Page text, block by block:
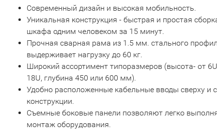
Современный дизайн и высокая мобильность.
Уникальная конструкция - быстрая и простая
шкафа одним человеком за 15 минут.
Прочная сварная рама из 1.5 мм. стального
выдерживает нагрузку до 60 кг.
Широкий ассортимент типоразмеров (высота- от
18U, глубина 450 или 600 мм).
Удобно расположенные кабельные вводы сверху и
конструкции.
Съемные боковые панели позволяют легко
монтаж оборудования.